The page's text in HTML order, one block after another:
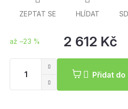
až –23 % 2 612 Kč
Přidat do
ZEPTAT SE HLÍDAT